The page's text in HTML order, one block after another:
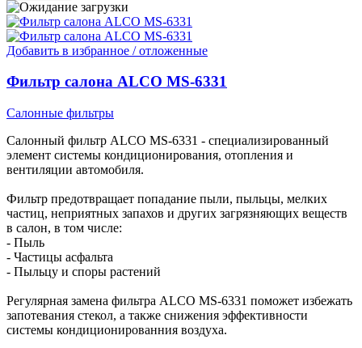
Добавить в избранное / отложенные
Фильтр салона ALCO MS-6331
Салонные фильтры
Салонный фильтр ALCO MS-6331 - специализированный
элемент системы кондиционирования, отопления и
вентиляции автомобиля.
Фильтр предотвращает попадание пыли, пыльцы, мелких
частиц, неприятных запахов и других загрязняющих веществ
в салон, в том числе:
- Пыль
- Частицы асфальта
- Пыльцу и споры растений
Регулярная замена фильтра ALCO MS-6331 поможет избежать
запотевания стекол, а также снижения эффективности
системы кондиционированния воздуха.